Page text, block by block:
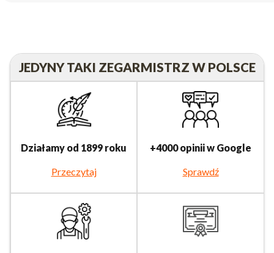
JEDYNY TAKI ZEGARMISTRZ W POLSCE
Działamy od 1899 roku
Przeczytaj
+4000 opinii w Google
Sprawdź